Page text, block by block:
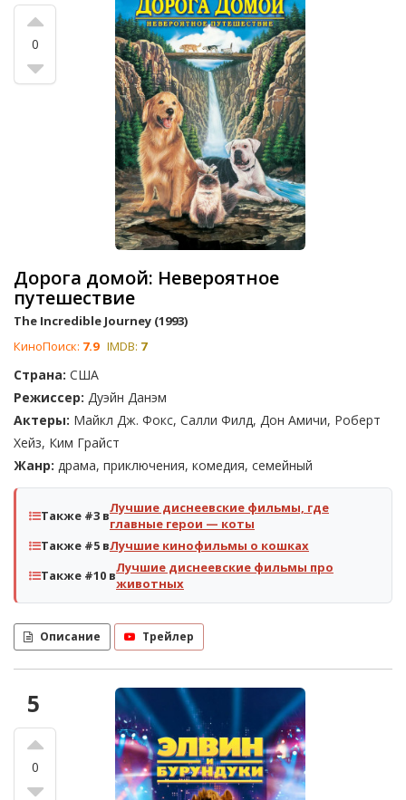
0
Дорога домой: Невероятное
путешествие
The Incredible Journey (1993)
КиноПоиск: 7.9 IMDB: 7
Страна: США
Режиссер: Дуэйн Данэм
Актеры: Майкл Дж. Фокс, Салли Филд, Дон Амичи, Роберт
Хейз, Ким Грайст
Жанр: драма, приключения, комедия, семейный
Также #3 вЛучшие диснеевские фильмы, где
главные герои — коты
Также #5 вЛучшие кинофильмы о кошках
Также #10 вЛучшие диснеевские фильмы про
животных
Описание Трейлер
5
0